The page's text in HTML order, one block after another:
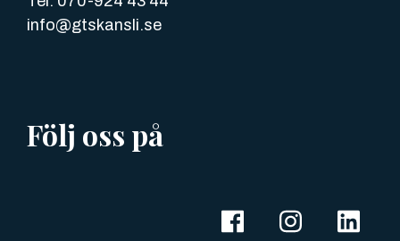
info@gtskansli.se
Följ oss på